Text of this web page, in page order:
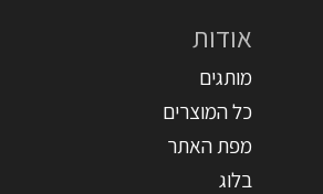
אודות
מותגים
כל המוצרים
מפת האתר
בלוג